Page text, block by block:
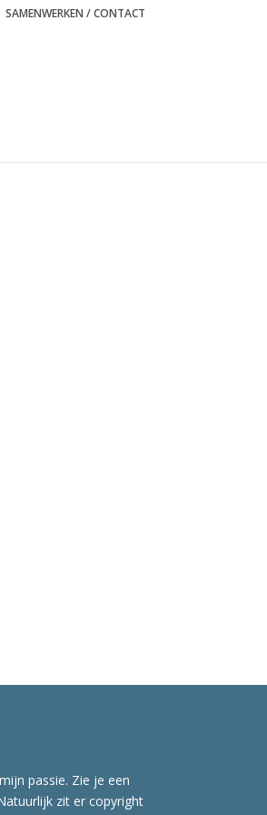
SAMENWERKEN / CONTACT
passie. Zie je een
zit er copyright